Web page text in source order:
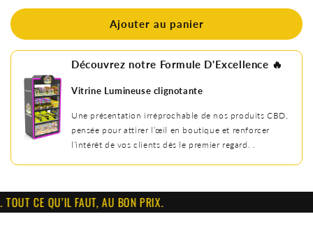
Ajouter au panier
Découvrez notre Formule D'Excellence 🔥
Vitrine Lumineuse clignotante
Une présentation irréprochable de nos produits CBD,
pensée pour attirer l’œil en boutique et renforcer
l’intérêt de vos clients dès le premier regard. .
CE QU’IL FAUT, AU BON PRIX.